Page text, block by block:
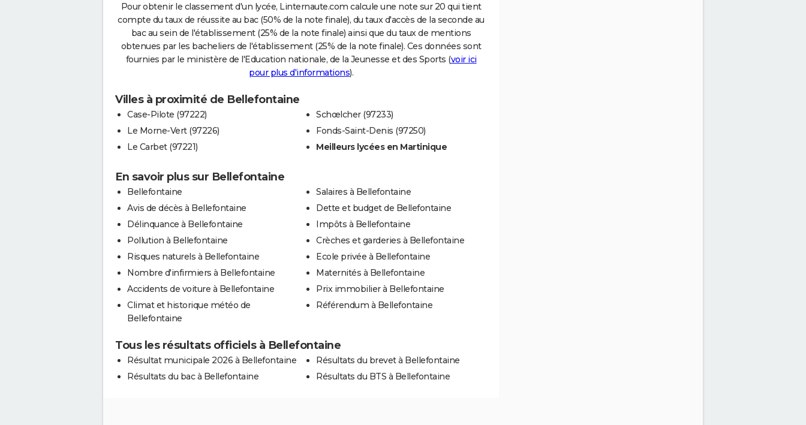
Pour obtenir le classement d'un lycée, Linternaute.com calcule une note sur 20 qui tient
compte du taux de réussite au bac (50% de la note finale), du taux d'accès de la seconde au
bac au sein de l'établissement (25% de la note finale) ainsi que du taux de mentions
obtenues par les bacheliers de l'établissement (25% de la note finale). Ces données sont
fournies par le ministère de l'Education nationale, de la Jeunesse et des Sports (voir ici
pour plus d'informations).
Villes à proximité de Bellefontaine
Case-Pilote (97222)
Le Morne-Vert (97226)
Le Carbet (97221)
Schœlcher (97233)
Fonds-Saint-Denis (97250)
Meilleurs lycées en Martinique
En savoir plus sur Bellefontaine
Bellefontaine
Avis de décès à Bellefontaine
Délinquance à Bellefontaine
Pollution à Bellefontaine
Risques naturels à Bellefontaine
Nombre d'infirmiers à Bellefontaine
Accidents de voiture à Bellefontaine
Climat et historique météo de
Bellefontaine
Salaires à Bellefontaine
Dette et budget de Bellefontaine
Impôts à Bellefontaine
Crèches et garderies à Bellefontaine
Ecole privée à Bellefontaine
Maternités à Bellefontaine
Prix immobilier à Bellefontaine
Référendum à Bellefontaine
Tous les résultats officiels à Bellefontaine
Résultat municipale 2026 à Bellefontaine
Résultats du bac à Bellefontaine
Résultats du brevet à Bellefontaine
Résultats du BTS à Bellefontaine